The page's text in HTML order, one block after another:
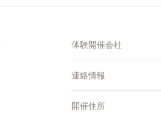
体験開催会社
連絡情報
開催住所